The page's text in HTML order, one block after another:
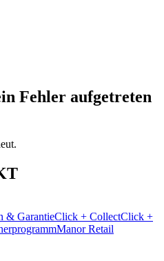
Fehler aufgetreten
& GarantieClick + CollectClick +
Manor Retail